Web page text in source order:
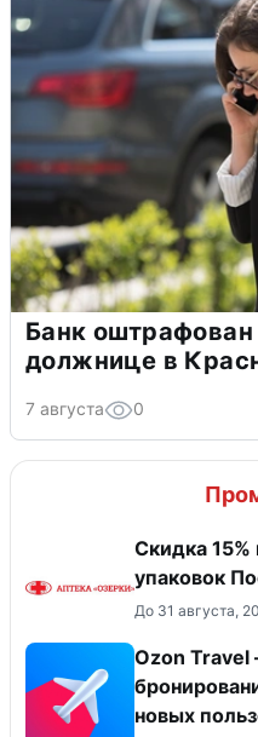
Банк оштрафован
должнице в
7 августа 0
Скидка
упаковок
До 31 августа,
Ozon Travel
новых